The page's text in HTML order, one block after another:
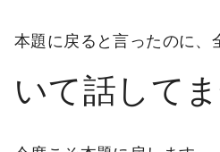
本題に戻ると言ったのに、
いて話して